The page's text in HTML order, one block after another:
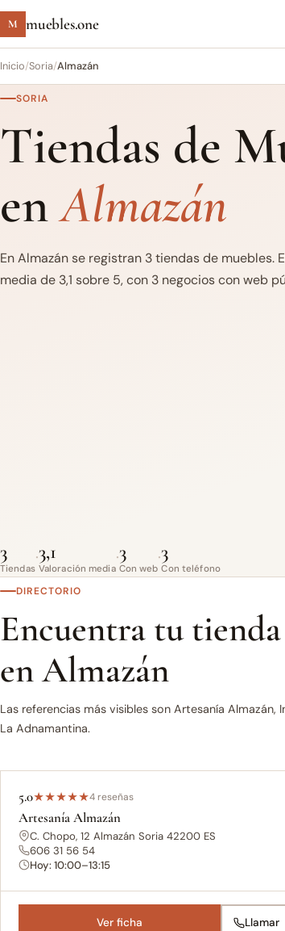
M muebles.one
Inicio/Soria/Almazán
SORIA
Tiendas de
enAlmazán
En Almazán se registran 3 tiendas de muebles.
media de 3,1 sobre 5, con 3 negocios con web
3
Tiendas
·3,1
Valoración media
·3
Con web
·3
Con teléfono
DIRECTORIO
Encuentra tu
en Almazán
Las referencias más visibles son Artesanía Almazán,
La Adnamantina.
5.0★★★★★4 reseñas
Artesanía Almazán
C. Chopo, 12 Almazán Soria 42200 ES
606 31 56 54
Hoy: 10:00–13:15
Ver ficha Llamar